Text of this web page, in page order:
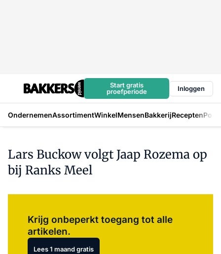
Start gratis
proefperiode
Inloggen
OndernemenAssortimentWinkelMensenBakkerijRecepten
Lars Buckow volgt Jaap Rozema op
bij Ranks Meel
Krijg onbeperkt toegang tot alle
artikelen.
Lees 1 maand gratis